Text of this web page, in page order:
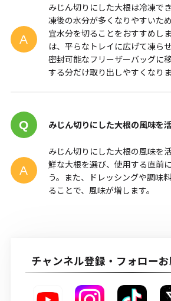
みじん切りにした大根は冷凍で
凍後の水分が多くなりやすいた
宜水分を切ることをおすすめし
は、平らなトレイに広げて凍ら
密封可能なフリーザーバッグに
する分だけ取り出しやすくなりま
みじん切りにした大根の風味を
みじん切りにした大根の風味を
鮮な大根を選び、使用する直前
う。また、ドレッシングや調味
ることで、風味が増します。
チャンネル登録・フォローお